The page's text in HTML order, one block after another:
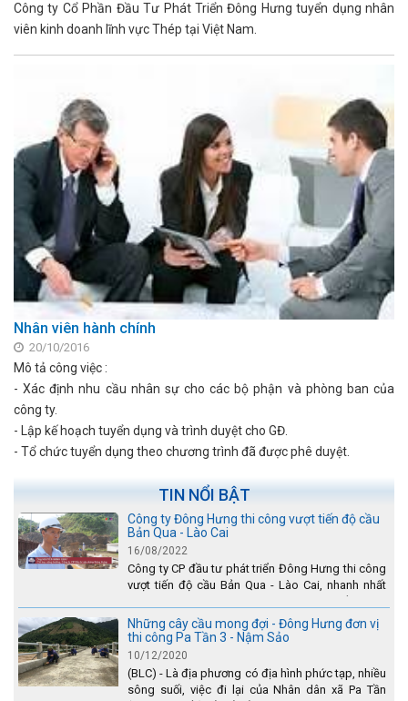
Công ty Cổ Phần Đầu Tư Phát Triển Đông Hưng tuyển dụng nhân
viên kinh doanh lĩnh vực Thép tại Việt Nam.
Nhân viên hành chính
20/10/2016
Mô tả công việc :
- Xác định nhu cầu nhân sự cho các bộ phận và phòng ban của
công ty.
- Lập kế hoạch tuyển dụng và trình duyệt cho GĐ.
- Tổ chức tuyển dụng theo chương trình đã được phê duyệt.
TIN NỔI BẬT
Công ty Đông Hưng thi công vượt tiến độ cầu
Bản Qua - Lào Cai
16/08/2022
Công ty CP đầu tư phát triển Đông Hưng thi công
vượt tiến độ cầu Bản Qua - Lào Cai, nhanh nhất
Lào Cai.
Những cây cầu mong đợi - Đông Hưng đơn vị
thi công Pa Tần 3 - Nậm Sảo
10/12/2020
(BLC) - Là địa phương có địa hình phức tạp, nhiều
sông suối, việc đi lại của Nhân dân xã Pa Tần